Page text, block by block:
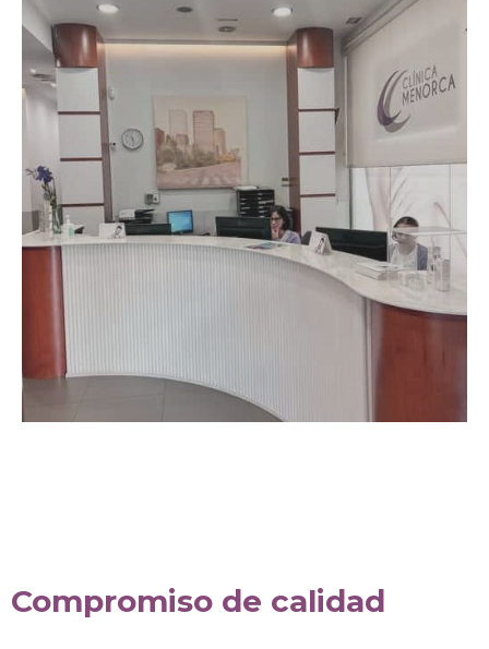
Compromiso de calidad